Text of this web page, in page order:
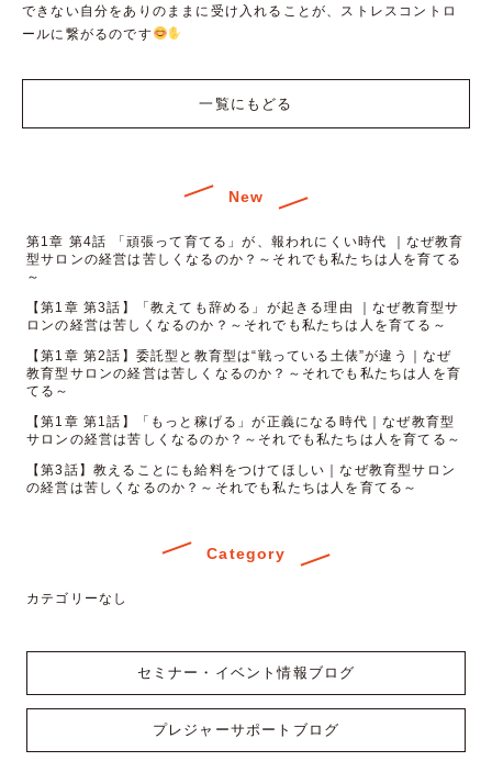
できない自分をありのままに受け入れることが、ストレスコントロ
ールに繋がるのです
一覧にもどる
New
第1章 第4話 「頑張って育てる」が、報われにくい時代 ｜なぜ教育
型サロンの経営は苦しくなるのか？～それでも私たちは人を育てる
～
【第1章 第3話】「教えても辞める」が起きる理由 ｜なぜ教育型サ
ロンの経営は苦しくなるのか？～それでも私たちは人を育てる～
【第1章 第2話】委託型と教育型は“戦っている土俵”が違う｜なぜ
教育型サロンの経営は苦しくなるのか？～それでも私たちは人を育
てる～
【第1章 第1話】「もっと稼げる」が正義になる時代｜なぜ教育型
サロンの経営は苦しくなるのか？～それでも私たちは人を育てる～
【第3話】教えることにも給料をつけてほしい｜なぜ教育型サロン
の経営は苦しくなるのか？～それでも私たちは人を育てる～
Category
カテゴリーなし
セミナー・イベント情報ブログ
プレジャーサポートブログ